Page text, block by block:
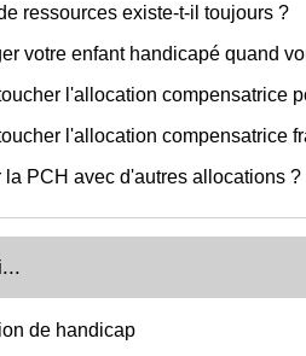
ressources existe-t-il toujours ?
votre enfant handicapé quand
l'allocation compensatrice
l'allocation compensatrice
la PCH avec d'autres allocations ?
de handicap